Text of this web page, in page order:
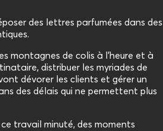
des lettres parfumées dans des
montagnes de colis à l’heure et à
distribuer les myriades de
dévorer les clients et gérer un
des délais qui ne permettent plus
travail minuté, des moments